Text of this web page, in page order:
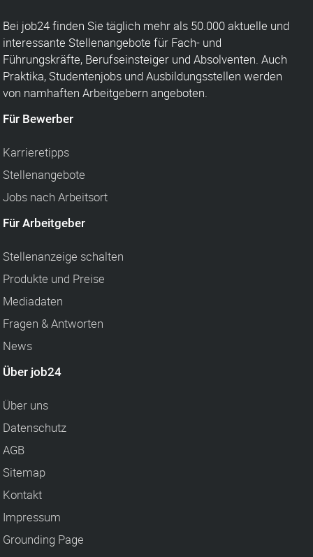
Bei job24 finden Sie täglich mehr als 50.000 aktuelle und
interessante Stellenangebote für Fach- und
Führungskräfte, Berufseinsteiger und Absolventen. Auch
Praktika, Studentenjobs und Ausbildungsstellen werden
von namhaften Arbeitgebern angeboten.
Für Bewerber
Karrieretipps
Stellenangebote
Jobs nach Arbeitsort
Für Arbeitgeber
Stellenanzeige schalten
Produkte und Preise
Mediadaten
Fragen & Antworten
News
Über job24
Über uns
Datenschutz
AGB
Sitemap
Kontakt
Impressum
Grounding Page